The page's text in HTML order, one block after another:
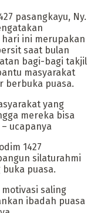
pasangkayu, Ny.
ini merupakan
saat bulan
bagi-bagi takjil
masyarakat
berbuka puasa.
yang
mereka bisa
ucapanya
1427
silaturahmi
puasa.
saling
ibadah puasa